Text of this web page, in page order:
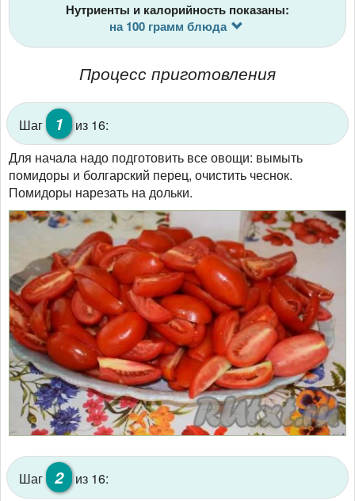
Нутриенты и калорийность показаны:
на 100 грамм блюда
Процесс приготовления
Шаг 1
из 16:
Для начала надо подготовить все овощи: вымыть
помидоры и болгарский перец, очистить чеснок.
Помидоры нарезать на дольки.
Шаг 2
из 16: